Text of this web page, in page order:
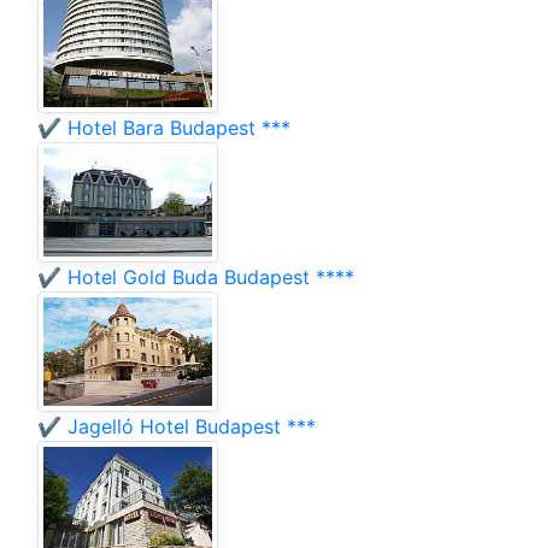
✔️ Hotel Bara Budapest ***
✔️ Hotel Gold Buda Budapest ****
✔️ Jagelló Hotel Budapest ***